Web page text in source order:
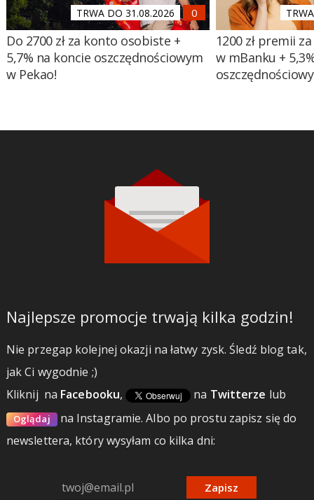
TRWA DO 31.08.2026
Do 2700 zł za konto osobiste +
5,7% na koncie oszczędnościowym
w Pekao!
1200 zł premii
w mBanku +
Najlepsze promocje trwają kilka godzin!
Nie przegap kolejnej okazji na łatwy zysk. Śledź blog tak,
jak Ci wygodnie ;)
Kliknij na Facebooku, na Twitterze lub
Oglądaj na Instagramie.Albo po prostu zapisz się do
newslettera, który wysyłam co kilka dni:
Zapisz